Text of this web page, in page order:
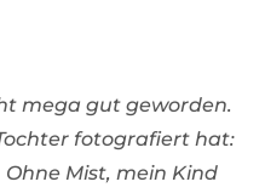
mega gut geworden.
fotografiert hat:
Mist, mein Kind